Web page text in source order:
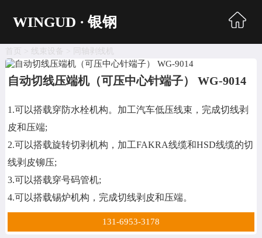
WINGUD · 银钢
首页
超声波焊接
自动生产线
同轴剥线机
电脑剥线机
自动端子机
首页 线束设备 同轴剥线机
自动切线压端机（可压中心针端子） WG-9014
1.可以搭载穿防水栓机构。加工汽车低压线束，完成切线剥
皮和压端;
2.可以搭载旋转切剥机构，加工FAKRA线缆和HSD线缆的切
线剥皮铆压;
3.可以搭载穿号码管机;
4.可以搭载锡炉机构，完成切线剥皮和压端。
131-6953-3178